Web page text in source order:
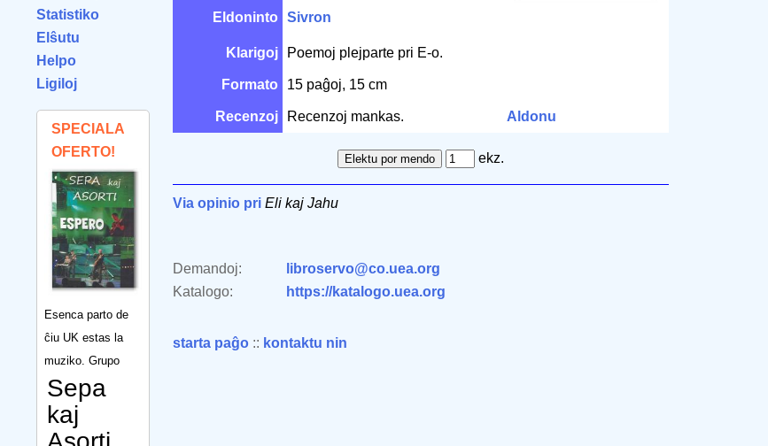
Statistiko
Elŝutu
Helpo
Ligiloj
SPECIALA
OFERTO!
Esenca parto de
ĉiu UK estas la
muziko. Grupo
Sepa
kaj
Eldoninto Sivron
Klarigoj Poemoj plejparte pri E-o.
Formato 15 paĝoj, 15 cm
Recenzoj Recenzoj mankas. Aldonu
ekz.
Via opinio pri Eli kaj Jahu
Demandoj:
libroservo@co.uea.org
Katalogo:
https://katalogo.uea.org
starta paĝo :: kontaktu nin